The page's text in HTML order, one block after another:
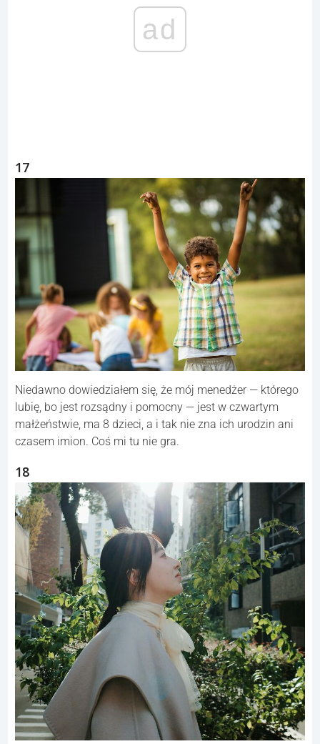
ad
17
Niedawno dowiedziałem się, że mój menedżer — którego
lubię, bo jest rozsądny i pomocny — jest w czwartym
małżeństwie, ma 8 dzieci, a i tak nie zna ich urodzin ani
czasem imion. Coś mi tu nie gra.
18